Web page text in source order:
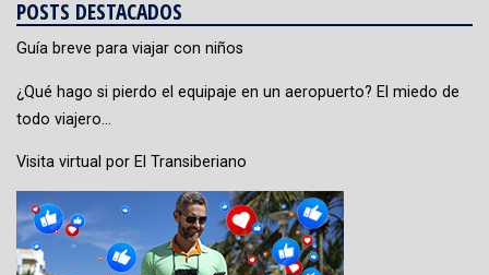
POSTS DESTACADOS
Guía breve para viajar con niños
¿Qué hago si pierdo el equipaje en un aeropuerto? El miedo de
todo viajero…
Visita virtual por El Transiberiano